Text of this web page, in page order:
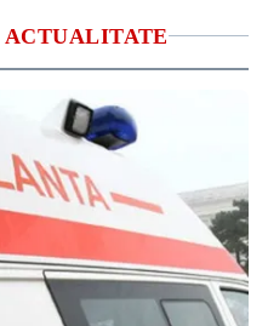
ACTUALITATE